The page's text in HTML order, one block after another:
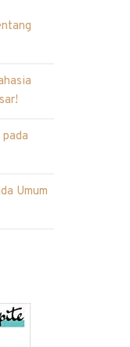
Umum